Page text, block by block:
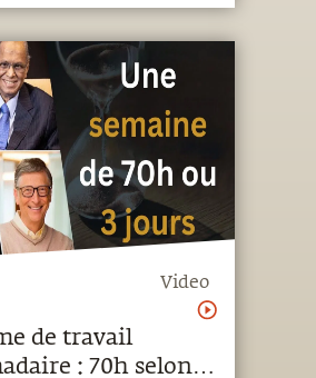
Video
de travail
: 70h selon